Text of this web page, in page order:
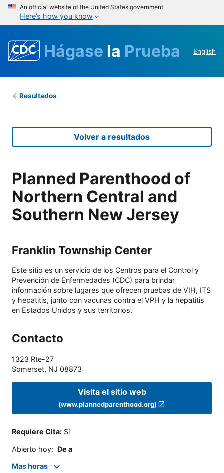
An official website of the United States government
Here’s how you know
Hágase la Prueba English
Resultados
Volver a resultados
Planned Parenthood of
Northern Central and
Southern New Jersey
Franklin Township Center
Este sitio es un servicio de los Centros para el Control y
Prevención de Enfermedades (CDC) para brindar
información sobre lugares que ofrecen pruebas de VIH, ITS
y hepatitis, junto con vacunas contra el VPH y la hepatitis
en Estados Unidos y sus territorios.
Contacto
1323 Rte-27
Somerset, NJ 08873
Visita el sitio web
(www.plannedparenthood.org)
Requiere Cita: Sí
Abierto hoy: De a
Mas horas